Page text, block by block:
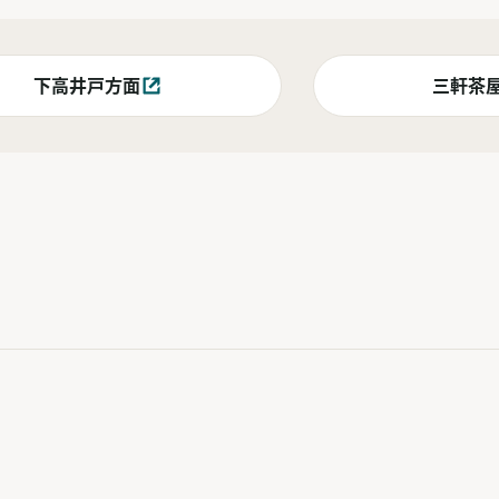
下高井戸方面別ウィンドウで開く 三軒茶